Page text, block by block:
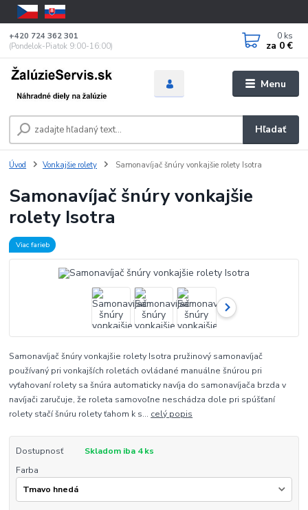
Menu
Hľadať
+420 724 362 301
(Pondelok-Piatok 9:00-16:00)
0 ks
za 0 €
Úvod Vonkajšie rolety Samonavíjač šnúry vonkajšie rolety Isotra
Samonavíjač šnúry vonkajšie
rolety Isotra
Viac farieb
Samonavíjač šnúry vonkajšie rolety Isotra pružinový samonavíjač
používaný pri vonkajších roletách ovládané manuálne šnúrou pri
vyťahovaní rolety sa šnúra automaticky navíja do samonavíjača brzda v
navíjači zaručuje, že roleta samovoľne neschádza dole pri spúšťaní
rolety stačí šnúru rolety ťahom k s... celý popis
Dostupnosť
Skladom iba 4 ks
Farba